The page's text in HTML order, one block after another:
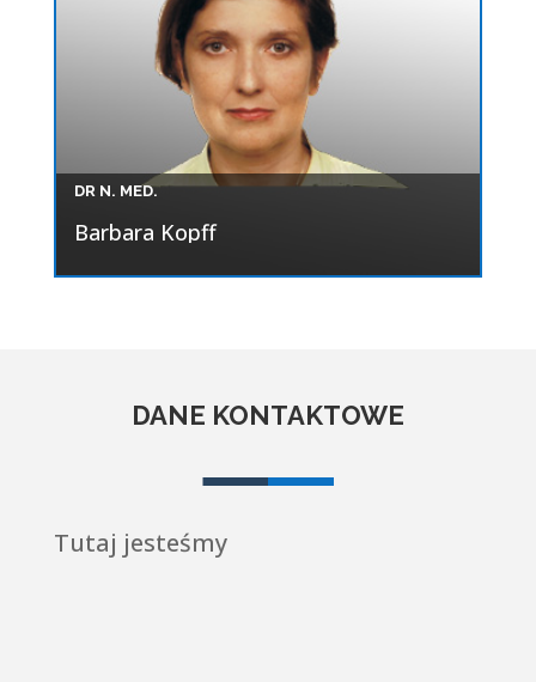
DR N. MED.
Barbara Kopff
DANE KONTAKTOWE
Tutaj jesteśmy